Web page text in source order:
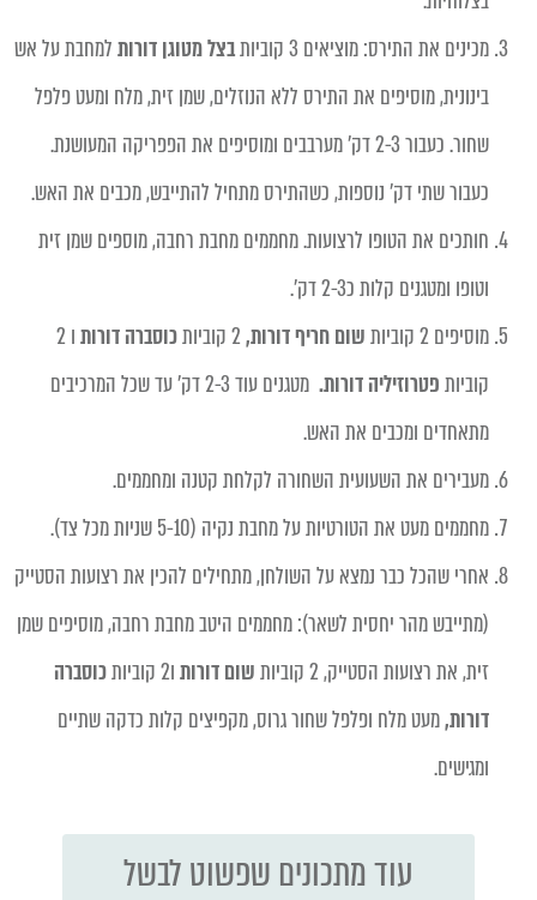
מכינים את התירס: מוציאים 3 קוביות בצל מטוגן דורותלמחבת על אש
בינונית, מוסיפים את התירס ללא הנוזלים, שמן זית, מלח ומעט פלפל
שחור. כעבור 2-3 דק' מערבבים ומוסיפים את הפפריקה המעושנת.
כעבור שתי דק' נוספות, כשהתירס מתחיל להתייבש, מכבים את האש.
חותכים את הטופו לרצועות. מחממים מחבת רחבה, מוספים שמן זית
וטופו ומטגנים קלות כ2-3 דק'.
מוסיפים 2 קוביות שום חריף דורות,2 קוביות כוסברה דורות ו 2
קוביותפטרוזיליה דורות.
מטגנים עוד 2-3 דק' עד שכל המרכיבים
מתאחדים ומכבים את האש.
מעבירים את השעועית השחורה לקלחת קטנה ומחממים.
מחממים מעט את הטורטיות על מחבת נקיה (5-10 שניות מכל צד).
אחרי שהכל כבר נמצא על השולחן, מתחילים להכין את רצועות הסטייק
(מתייבש מהר יחסית לשאר): מחממים היטב מחבת רחבה, מוסיפים שמן
זית, את רצועות הסטייק, 2 קוביות
שום דורותו2 קוביות
כוסברה
דורות,מעט מלח ופלפל שחור גרוס, מקפיצים קלות כדקה שתיים
ומגישים.
עוד מתכונים שפשוט לבשל